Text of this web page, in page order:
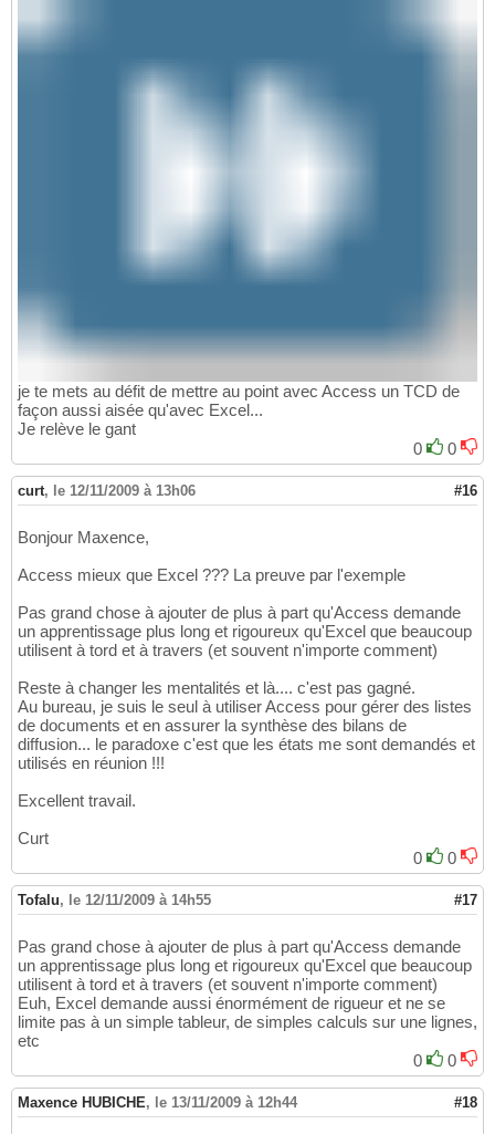
je te mets au défit de mettre au point avec Access un TCD de
façon aussi aisée qu'avec Excel...
Je relève le gant
0
0
curt, le 12/11/2009 à 13h06 #16
Bonjour Maxence,
Access mieux que Excel ??? La preuve par l'exemple
Pas grand chose à ajouter de plus à part qu'Access demande
un apprentissage plus long et rigoureux qu'Excel que beaucoup
utilisent à tord et à travers (et souvent n'importe comment)
Reste à changer les mentalités et là.... c'est pas gagné.
Au bureau, je suis le seul à utiliser Access pour gérer des listes
de documents et en assurer la synthèse des bilans de
diffusion... le paradoxe c'est que les états me sont demandés et
utilisés en réunion !!!
Excellent travail.
Curt
0
0
Tofalu, le 12/11/2009 à 14h55 #17
Pas grand chose à ajouter de plus à part qu'Access demande
un apprentissage plus long et rigoureux qu'Excel que beaucoup
utilisent à tord et à travers (et souvent n'importe comment)
Euh, Excel demande aussi énormément de rigueur et ne se
limite pas à un simple tableur, de simples calculs sur une lignes,
etc
0
0
Maxence HUBICHE, le 13/11/2009 à 12h44 #18